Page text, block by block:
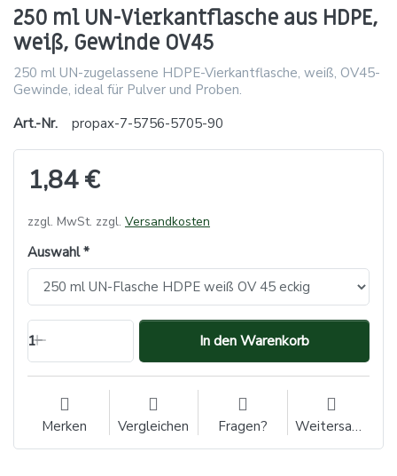
250 ml UN-Vierkantflasche aus HDPE,
weiß, Gewinde OV45
250 ml UN-zugelassene HDPE-Vierkantflasche, weiß, OV45-
Gewinde, ideal für Pulver und Proben.
Art.-Nr.
propax-7-5756-5705-90
1,84 €
zzgl. MwSt. zzgl. Versandkosten
Auswahl
1 In den Warenkorb
Merken Vergleichen Fragen? Weitersagen